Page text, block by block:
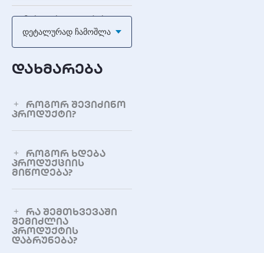
დამუხტვის ციკლების
რაოდენობა
1000-მდე ციკლი
ფიზიკური
დიამეტრი
სიგრძე
44.5 მმ
ღილაკის ზედაპირი
(Button Top)
Დეტალურად Ჩამოშლა
დახმარება
როგორ შევიძინო
პროდუქტი?
როგორ ხდება
პროდუქციის
მიწოდება?
რა შემთხვევაში
შემიძლია
პროდუქტის
დაბრუნება?